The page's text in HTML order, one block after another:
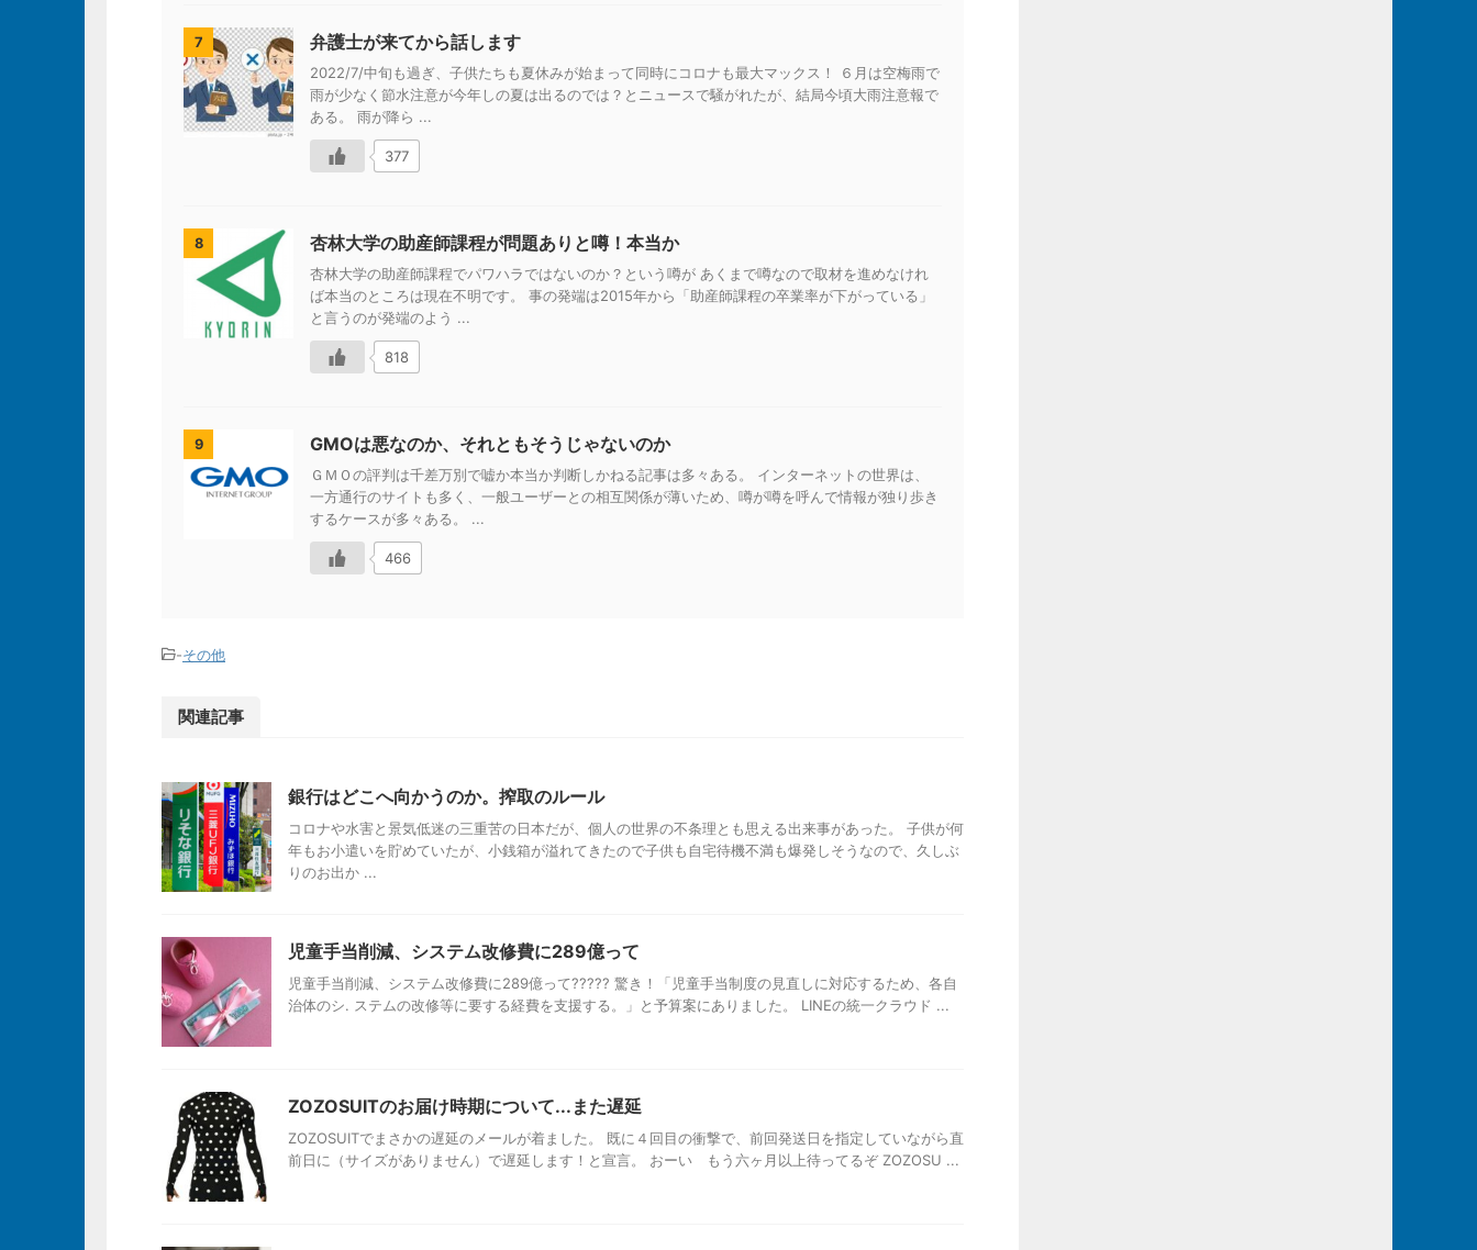
7 弁護士が来てから話します
2022/7/中旬も過ぎ、子供たちも夏休みが始まって同時にコロナも最大マックス！ ６月は空梅雨で
雨が少なく節水注意が今年しの夏は出るのでは？とニュースで騒がれたが、結局今頃大雨注意報で
ある。 雨が降ら ...
377
8 杏林大学の助産師課程が問題ありと噂！本当か
杏林大学の助産師課程でパワハラではないのか？という噂が あくまで噂なので取材を進めなけれ
ば本当のところは現在不明です。 事の発端は2015年から「助産師課程の卒業率が下がっている」
と言うのが発端のよう ...
818
9 GMOは悪なのか、それともそうじゃないのか
ＧＭＯの評判は千差万別で嘘か本当か判断しかねる記事は多々ある。 インターネットの世界は、
一方通行のサイトも多く、一般ユーザーとの相互関係が薄いため、噂が噂を呼んで情報が独り歩き
するケースが多々ある。 ...
466
-その他
関連記事
銀行はどこへ向かうのか。搾取のルール
コロナや水害と景気低迷の三重苦の日本だが、個人の世界の不条理とも思える出来事があった。 子供が何
年もお小遣いを貯めていたが、小銭箱が溢れてきたので子供も自宅待機不満も爆発しそうなので、久しぶ
りのお出か ...
児童手当削減、システム改修費に289億って
児童手当削減、システム改修費に289億って????? 驚き！「児童手当制度の見直しに対応するため、各自
治体のシ. ステムの改修等に要する経費を支援する。」と予算案にありました。 LINEの統一クラウド ...
ZOZOSUITのお届け時期について...また遅延
ZOZOSUITでまさかの遅延のメールが着ました。 既に４回目の衝撃で、前回発送日を指定していながら直
前日に（サイズがありません）で遅延します！と宣言。 おーい もう六ヶ月以上待ってるぞ ZOZOSU ...